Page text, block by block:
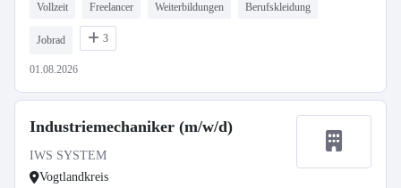
Vollzeit Freelancer Weiterbildungen Berufskleidung
Jobrad 3
01.08.2026
Industriemechaniker (m/w/d)
IWS SYSTEM
Vogtlandkreis